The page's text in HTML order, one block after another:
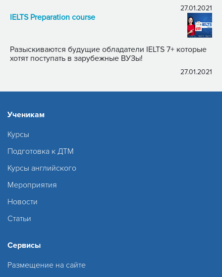
27.01.2021
IELTS Preparation course
Разыскиваются будущие обладатели IELTS 7+ которые
хотят поступать в зарубежные ВУЗы!
27.01.2021
Ученикам
Курсы
Подготовка к ДТМ
Курсы английского
Мероприятия
Новости
Статьи
Сервисы
Размещение на сайте